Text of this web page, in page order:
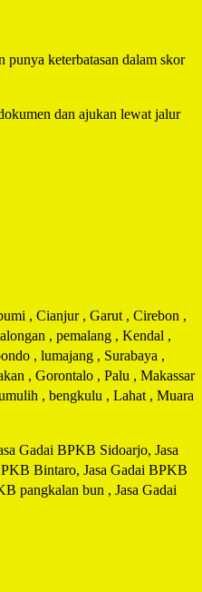
keterbatasan dalam skor
dan ajukan lewat jalur
, Cianjur , Garut , Cirebon ,
, pemalang , Kendal ,
, lumajang , Surabaya ,
, Gorontalo , Palu , Makassar
, bengkulu , Lahat , Muara
Gadai BPKB Sidoarjo, Jasa
Bintaro, Jasa Gadai BPKB
pangkalan bun , Jasa Gadai